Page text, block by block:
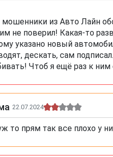
из Авто Лайн
не поверил! Какая-то
указано новый
дескать, сам
Чтоб я ещё раз к ним
22.07.2024
то прям так все плохо у